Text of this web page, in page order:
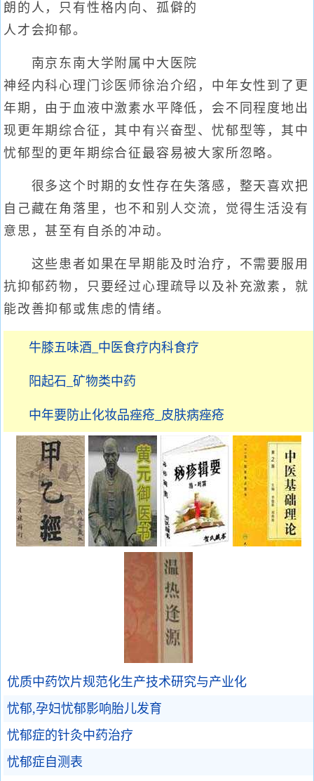
朗的人，只有性格内向、孤僻的
人才会抑郁。
南京东南大学附属中大医院
神经内科心理门诊医师徐治介绍，中年女性到了更
年期，由于血液中激素水平降低，会不同程度地出
现更年期综合征，其中有兴奋型、忧郁型等，其中
忧郁型的更年期综合征最容易被大家所忽略。
很多这个时期的女性存在失落感，整天喜欢把
自己藏在角落里，也不和别人交流，觉得生活没有
意思，甚至有自杀的冲动。
这些患者如果在早期能及时治疗，不需要服用
抗抑郁药物，只要经过心理疏导以及补充激素，就
能改善抑郁或焦虑的情绪。
牛膝五味酒_中医食疗内科食疗
阳起石_矿物类中药
中年要防止化妆品痤疮_皮肤病痤疮
优质中药饮片规范化生产技术研究与产业化
忧郁,孕妇忧郁影响胎儿发育
忧郁症的针灸中药治疗
忧郁症自测表